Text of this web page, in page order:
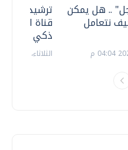
ترشيدا
قناة
ذكي
الثلاثاء، 14 يوليو 2026 06:11 م
.. هل يمكن
نتعامل